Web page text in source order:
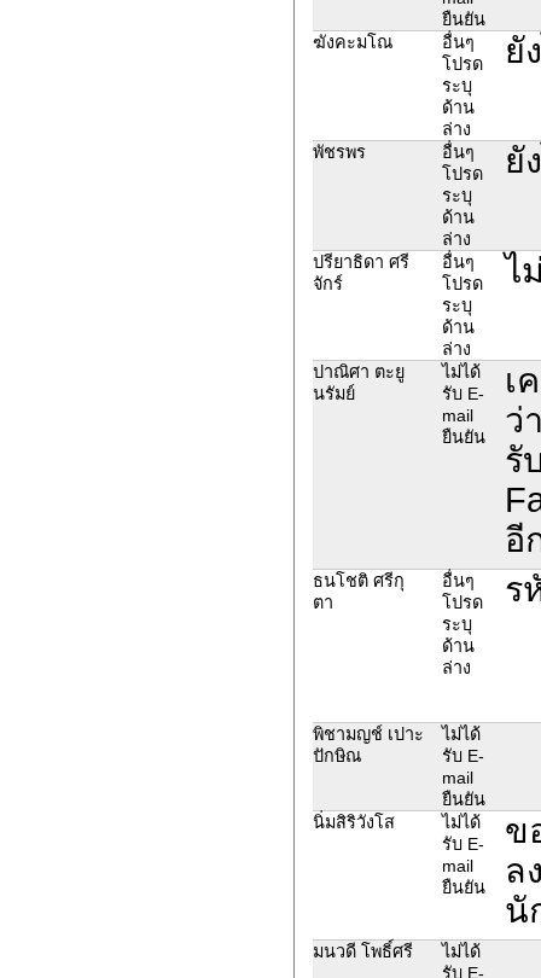
ยืนยัน
ฆังคะมโณ
อื่นๆ
โปรด
ระบุ
ด้าน
ล่าง
ยั
พัชร​พร
อื่นๆ
โปรด
ระบุ
ด้าน
ล่าง
ยั
ปรียาธิดา ศรี
จักร์
อื่นๆ
โปรด
ระบุ
ด้าน
ล่าง
ไ
ปาณิศา ตะยู
นรัมย์
ไม่ได้
รับ E-
mail
ยืนยัน
เ
ว่
รั
อี
ธนโชติ ศรีกุ
ตา
อื่นๆ
โปรด
ระบุ
ด้าน
ล่าง
ร
พิชามญช์ เปาะ
ปักษิณ
ไม่ได้
รับ E-
mail
ยืนยัน
นิ่มสิริวังโส
ไม่ได้
รับ E-
mail
ยืนยัน
ข
ล
นั
มนวดี โพธิ์ศรี
ไม่ได้
รับ E-